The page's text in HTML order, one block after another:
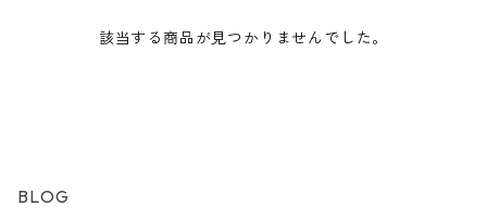
該当する商品が見つかりませんでした。
BLOG